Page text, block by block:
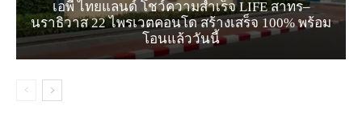
เอพี ไทยแลนด์ โชว์ความสำเร็จ LIFE สาทร–
นราธิวาส 22 ไพรเวตคอนโด สร้างเสร็จ 100% พร้อม
โอนแล้ววันนี้